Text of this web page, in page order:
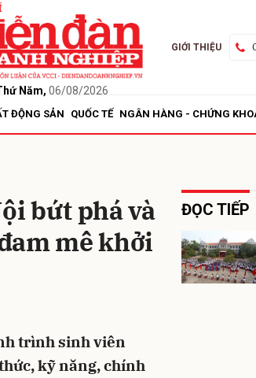
Năm, 06/08/2026
GIỚI THIỆU
ĐỘNG SẢN QUỐC TẾ NGÂN HÀNG - CHỨNG
bứt phá và
mê khởi
trình sinh viên
kỹ năng, chính
ĐỌC TIẾP
Gửi